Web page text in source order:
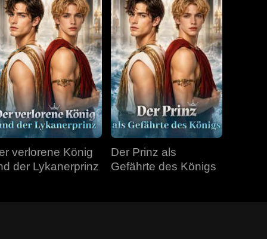
verlorene König
der Lykanerprinz
Der Prinz als
Gefährte des Königs